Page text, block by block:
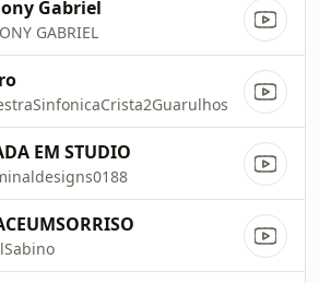
Gabriel
GABRIEL
EM STUDIO